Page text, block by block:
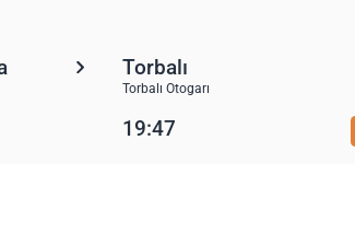
Torbalı
Torbalı Otogarı
19:47